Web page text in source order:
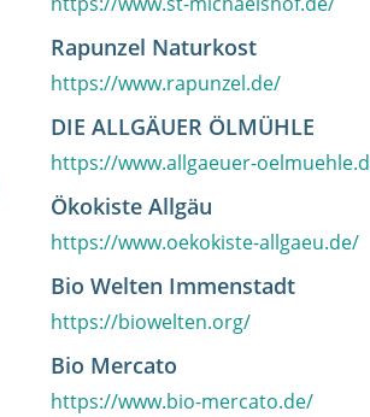
Rapunzel Naturkost
https://www.rapunzel.de/
DIE ALLGÄUER ÖLMÜHLE
https://www.allgaeuer-
Ökokiste Allgäu
https://www.oekokiste-allgaeu.de/
Bio Welten Immenstadt
https://biowelten.org/
Bio Mercato
https://www.bio-mercato.de/